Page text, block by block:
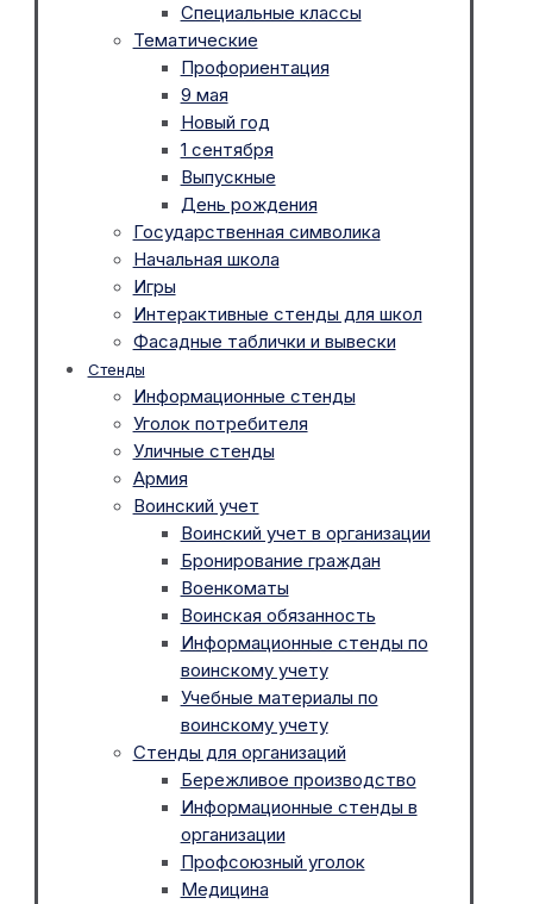
Специальные классы
Тематические
Профориентация
9 мая
Новый год
1 сентября
Выпускные
День рождения
Государственная символика
Начальная школа
Игры
Интерактивные стенды для школ
Фасадные таблички и вывески
Стенды
Информационные стенды
Уголок потребителя
Уличные стенды
Армия
Воинский учет
Воинский учет в организации
Бронирование граждан
Военкоматы
Воинская обязанность
Информационные стенды по
воинскому учету
Учебные материалы по
воинскому учету
Стенды для организаций
Бережливое производство
Информационные стенды в
организации
Профсоюзный уголок
Медицина